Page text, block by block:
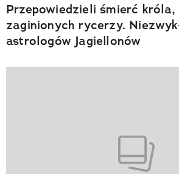
Przepowiedzieli śmierć króla,
zaginionych rycerzy.
astrologów Jagiellonów